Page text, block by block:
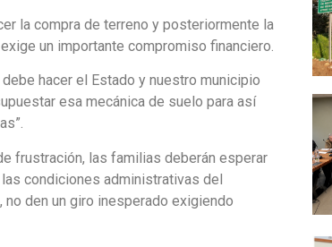
la compra de terreno y posteriormente la
un importante compromiso financiero.
hacer el Estado y nuestro municipio
esa mecánica de suelo para así
frustración, las familias deberán esperar
condiciones administrativas del
den un giro inesperado exigiendo